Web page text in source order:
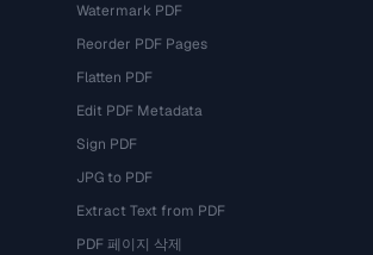
Watermark PDF
Reorder PDF Pages
Flatten PDF
Edit PDF Metadata
Sign PDF
JPG to PDF
Extract Text from PDF
PDF 페이지 삭제